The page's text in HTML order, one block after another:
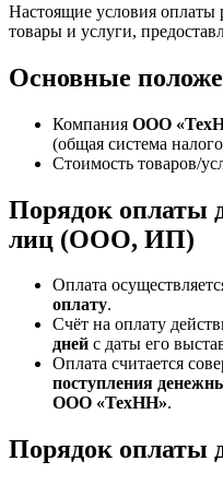
Настоящие условия оплаты
товары и услуги,
Основные
Компания ООО
(общая система
Стоимость товаров/
Порядок оплаты
лиц (ООО, ИП)
Оплата
оплату.
Счёт на оплату
дней с даты его
Оплата считается
поступления
ООО «ТехНН».
Порядок оплаты